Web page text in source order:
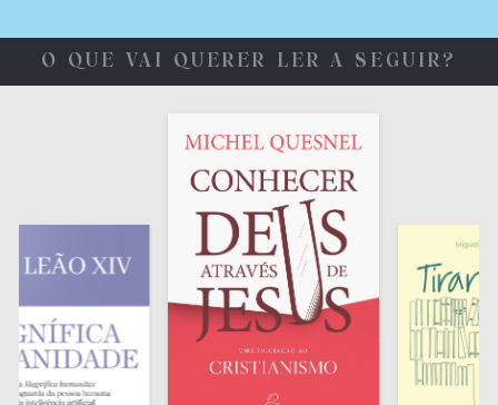
O QUE VAI QUERER LER A SEGUIR?